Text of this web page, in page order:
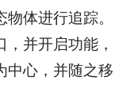
体进行追踪。
并开启功能，
中心，并随之移